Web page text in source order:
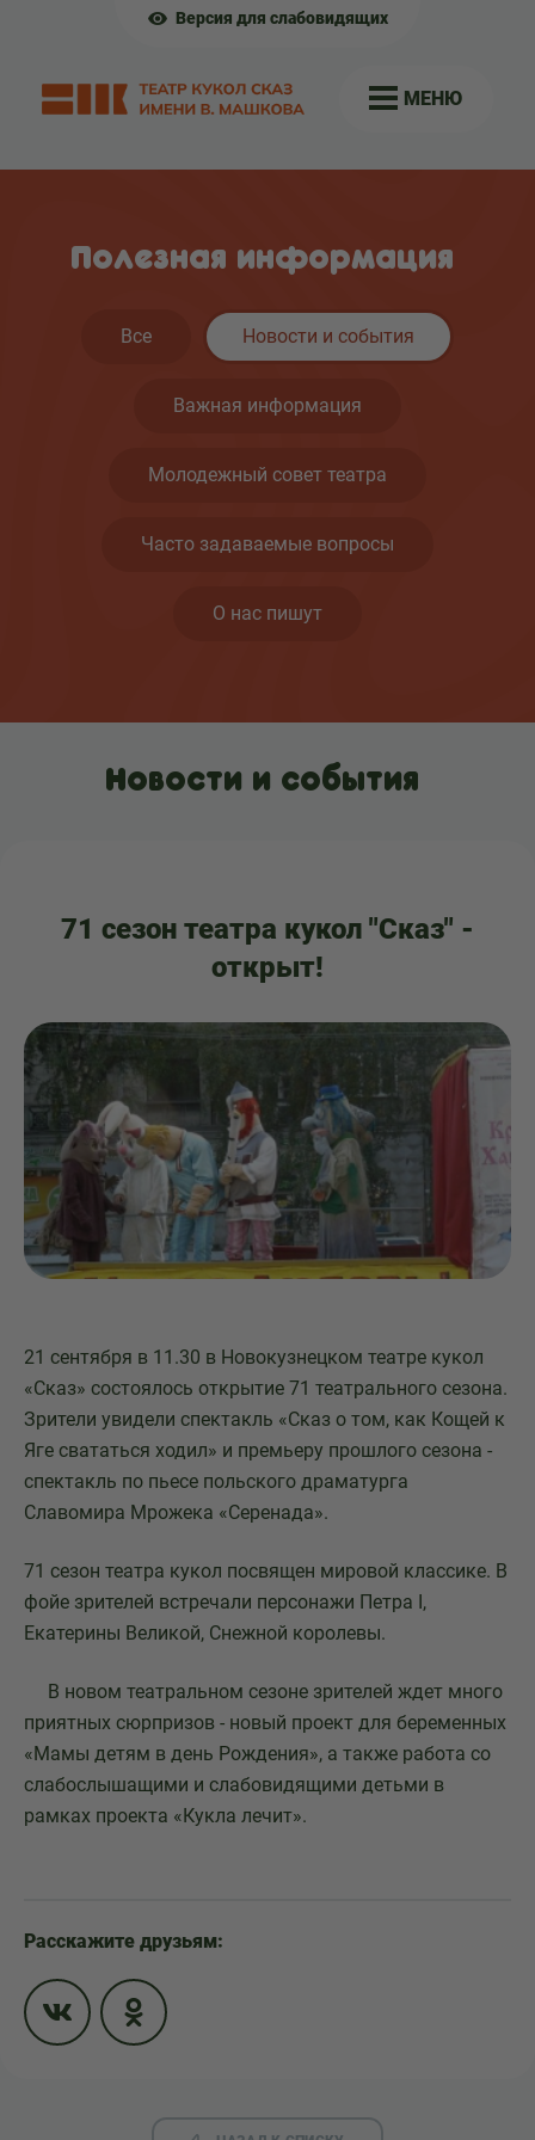
Версия для слабовидящих
МЕНЮ
Полезная информация
Все Новости и события
Важная информация
Молодежный совет театра
Часто задаваемые вопросы
О нас пишут
Новости и события
71 сезон театра кукол "Сказ" -
открыт!
21 сентября в 11.30 в Новокузнецком театре кукол
«Сказ» состоялось открытие 71 театрального сезона.
Зрители увидели спектакль «Сказ о том, как Кощей к
Яге свататься ходил» и премьеру прошлого сезона -
спектакль по пьесе польского драматурга
Славомира Мрожека «Серенада».
71 сезон театра кукол посвящен мировой классике. В
фойе зрителей встречали персонажи Петра I,
Екатерины Великой, Снежной королевы.
В новом театральном сезоне зрителей ждет много
приятных сюрпризов - новый проект для беременных
«Мамы детям в день Рождения», а также работа со
слабослышащими и слабовидящими детьми в
рамках проекта «Кукла лечит».
Расскажите друзьям: